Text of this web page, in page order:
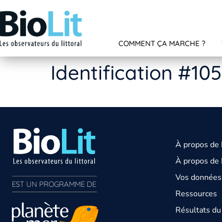
COMMENT ÇA MARCHE ?
Identification
EST UN PROGRAMME DE
À propos de
À propos de
Vos
Ressources
Résultats